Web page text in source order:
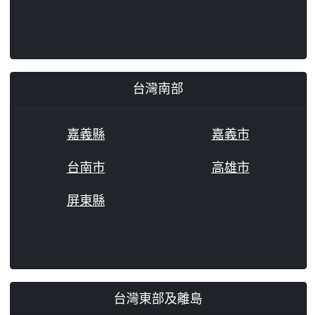
台灣南部
嘉義縣
嘉義市
台南市
高雄市
屏東縣
台灣東部及離島